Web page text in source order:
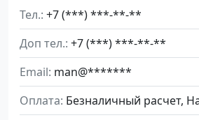
Тел. +7 (***) ***-**-**
Доп тел. +7 (***) ***-**-**
Email man@*******
Оплата Безналичный расчет,